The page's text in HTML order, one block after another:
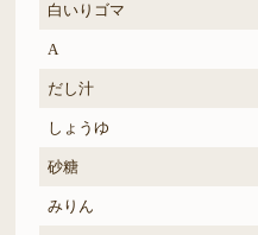
白いりゴマ
A
だし汁
しょうゆ
砂糖
みりん